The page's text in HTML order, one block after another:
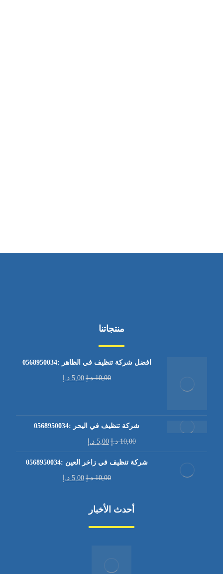
منتجاتنا
افضل شركة تنظيف في الظاهر :0568950034
10,00 د.إ 5,00 د.إ
شركة تنظيف في اليحر :0568950034
10,00 د.إ 5,00 د.إ
شركة تنظيف في زاخر العين :0568950034
10,00 د.إ 5,00 د.إ
أحدث الأخبار